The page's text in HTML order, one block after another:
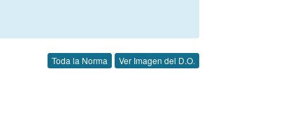
Toda la Norma Ver Imagen del D.O.